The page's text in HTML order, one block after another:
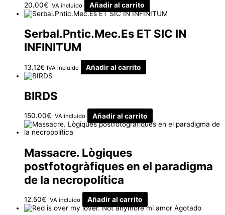
20.00€ IVA incluido Añadir al carrito
Serbal.Pntic.Mec.Es ET SIC IN
INFINITUM
13.12€ IVA incluido Añadir al carrito
BIRDS
150.00€ IVA incluido Añadir al carrito
Massacre. Lògiques
postfotogràfiques en el paradigma
de la necropolítica
12.50€ IVA incluido
Añadir al carrito
Agotado